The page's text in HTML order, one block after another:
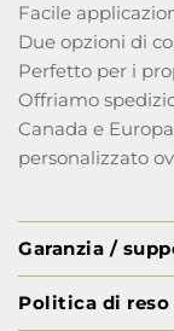
Facile
Due opzioni di
Perfetto per i
Offriamo
Canada e
personalizzato
Garanzia /
Politica di reso